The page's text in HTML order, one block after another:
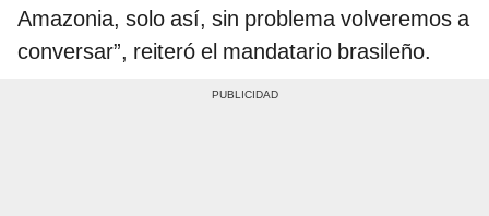
Amazonia, solo así, sin problema volveremos a
conversar”, reiteró el mandatario brasileño.